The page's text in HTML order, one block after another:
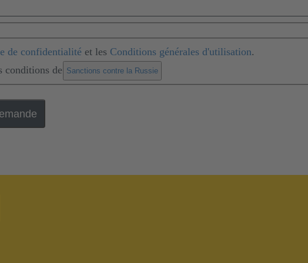
de confidentialité et les Conditions générales d'utilisation.
conditions de Sanctions contre la Russie